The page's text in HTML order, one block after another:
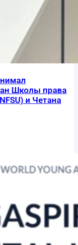
Школы права
и Четана